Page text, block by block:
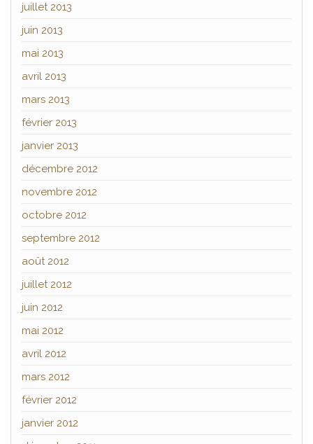
juillet 2013
juin 2013
mai 2013
avril 2013
mars 2013
février 2013
janvier 2013
décembre 2012
novembre 2012
octobre 2012
septembre 2012
août 2012
juillet 2012
juin 2012
mai 2012
avril 2012
mars 2012
février 2012
janvier 2012